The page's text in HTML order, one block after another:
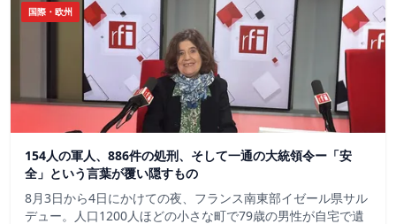
国際・欧州
154人の軍人、886件の処刑、そして一通の大統領令ー「安
全」という言葉が覆い隠すもの
8月3日から4日にかけての夜、フランス南東部イゼール県サル
デュー。人口1200人ほどの小さな町で79歳の男性が自宅で遺